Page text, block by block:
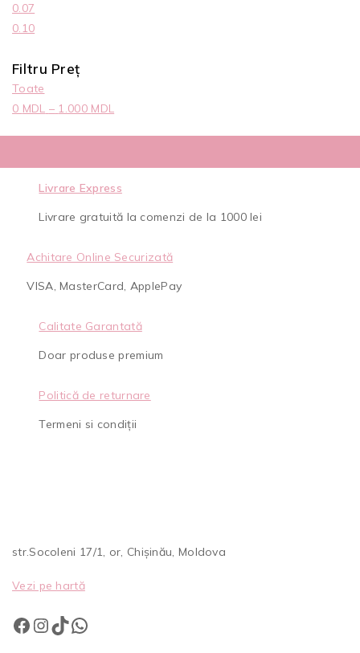
0.07
0.10
Filtru Preț
Toate
0 MDL – 1.000 MDL
Livrare Express
Livrare gratuită la comenzi de la 1000 lei
Achitare Online Securizată
VISA, MasterCard, ApplePay
Calitate Garantată
Doar produse premium
Politică de returnare
Termeni si condiții
str.Socoleni 17/1, or, Chișinău, Moldova
Vezi pe hartă